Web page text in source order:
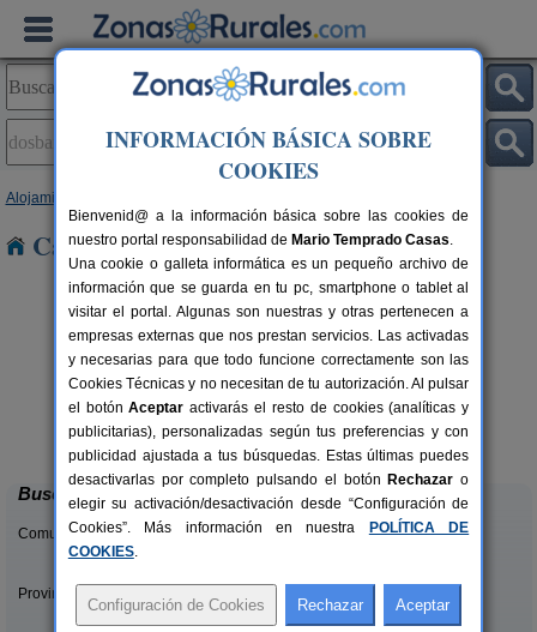
Alojamientos
Casas Rurales en Dosbarrios
8-14+4 pers.
desde30 €
Casa Rural Dos Hermanas
Navahermosa (Toledo)
Buscar
Comunidades:
Provincias/Islas:
INFORMACIÓN BÁSICA SOBRE
COOKIES
Bienvenid@ a la información básica sobre las cookies de
nuestro portal responsabilidad de Mario Temprado Casas.
Una cookie o galleta informática es un pequeño archivo de
información que se guarda en tu pc, smartphone o tablet al
visitar el portal. Algunas son nuestras y otras pertenecen a
empresas externas que nos prestan servicios. Las activadas
y necesarias para que todo funcione correctamente son las
Cookies Técnicas y no necesitan de tu autorización. Al pulsar
el botónAceptar activarás el resto de cookies (analíticas y
publicitarias), personalizadas según tus preferencias y con
publicidad ajustada a tus búsquedas. Estas últimas puedes
desactivarlas por completo pulsando el botón Rechazar o
elegir su activación/desactivación desde “Configuración de
Cookies”. Más información en nuestra
POLÍTICA DE
COOKIES.